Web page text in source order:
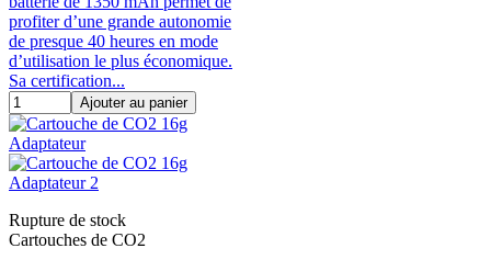
profiter d’une grande autonomie
de presque 40 heures en mode
d’utilisation le plus économique.
Sa certification...
Ajouter au panier
Rupture de stock
Cartouches de CO2